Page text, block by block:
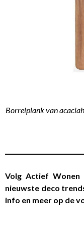
Borrelplank van
Volg Actief Wonen
nieuwste deco
info en meer op de